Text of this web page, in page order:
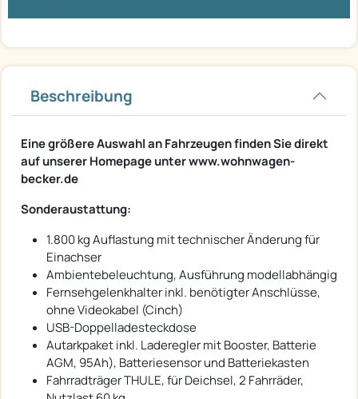
Beschreibung
Eine größere Auswahl an Fahrzeugen finden Sie direkt
auf unserer Homepage unter www.wohnwagen-
becker.de
Sonderaustattung:
1.800 kg Auflastung mit technischer Änderung für
Einachser
Ambientebeleuchtung, Ausführung modellabhängig
Fernsehgelenkhalter inkl. benötigter Anschlüsse,
ohne Videokabel (Cinch)
USB-Doppelladesteckdose
Autarkpaket inkl. Laderegler mit Booster, Batterie
AGM, 95Ah), Batteriesensor und Batteriekasten
Fahrradträger THULE, für Deichsel, 2 Fahrräder,